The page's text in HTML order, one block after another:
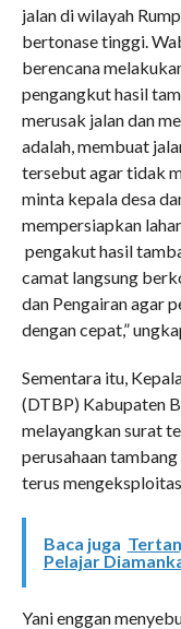
jalan di wilayah
bertonase tinggi.
berencana
pengangkut hasil
merusak jalan dan
adalah, membuat
tersebut agar tidak
minta kepala desa
mempersiapkan
pengakut hasil
camat langsung
dan Pengairan agar
dengan cepat,”
Sementara itu,
(DTBP) Kabupaten
melayangkan surat
perusahaan
terus
Baca juga
Pelajar
Yani enggan